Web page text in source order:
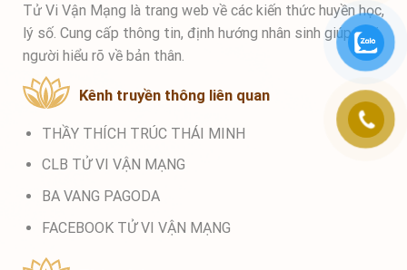
Tử Vi Vận Mạng là trang web về các kiến thức huyền học,
lý số. Cung cấp thông tin, định hướng nhân sinh giúp mọi
người hiểu rõ về bản thân.
Kênh truyền thông liên quan
THẦY THÍCH TRÚC THÁI MINH
CLB TỬ VI VẬN MẠNG
BA VANG PAGODA
FACEBOOK TỬ VI VẬN MẠNG